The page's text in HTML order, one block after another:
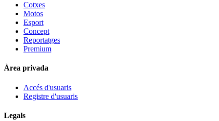
Cotxes
Motos
Esport
Concept
Reportatges
Premium
Àrea privada
Accés d'usuaris
Registre d'usuaris
Legals